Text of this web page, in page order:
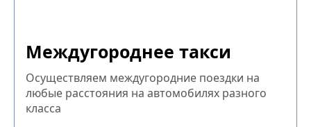
Междугороднее такси
Осуществляем междугородние поездки на
любые расстояния на автомобилях разного
класса